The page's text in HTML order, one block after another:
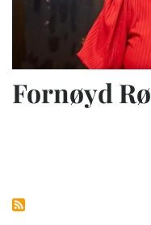
Fornøyd
Sider